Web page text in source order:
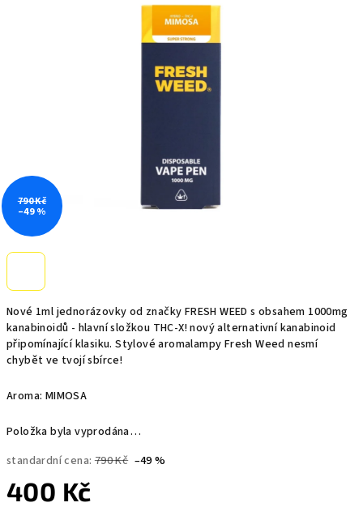
Nové 1ml jednorázovky od značky FRESH WEED s obsahem 1000mg
kanabinoidů - hlavní složkou THC-X! nový alternativní kanabinoid
připomínající klasiku. Stylové aromalampy Fresh Weed nesmí
chybět ve tvojí sbírce!
Aroma: MIMOSA
Položka byla vyprodána…
standardní cena: 790 Kč –49 %
400 Kč
790 Kč
–49 %